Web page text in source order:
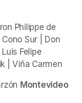
Philippe de
Sur | Don
Felipe
| Viña Carmen